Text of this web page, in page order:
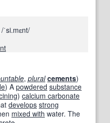
/ˈsi.mɛnt/
, plural cements)
) A powdered substance
) calcium carbonate
develops strong
mixed with water. The